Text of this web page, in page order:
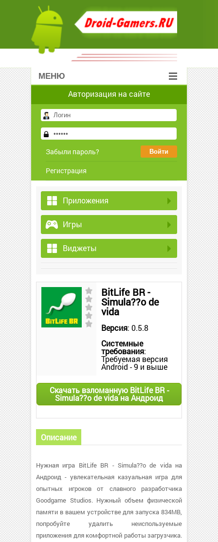
МЕНЮ
Авторизация на сайте
Забыли пароль?
Регистрация
Приложения
Игры
Виджеты
BitLife BR -
Simula??o de
vida
Версия: 0.5.8
Системные
требования:
Требуемая версия
Android - 9 и выше
Скачать взломанную BitLife BR -
Simula??o de vida на Андроид
Описание
Нужная игра BitLife BR - Simula??o de vida на
Андроид - увлекательная казуальная игра для
опытных игроков от славного разработчика
Goodgame Studios. Нужный объем физической
памяти в вашем устройстве для запуска 834MB,
попробуйте удалить неиспользуемые
приложения для комфортной работы загрузчика.